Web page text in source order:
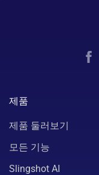
제품
제품 둘러보기
모든 기능
Slingshot AI